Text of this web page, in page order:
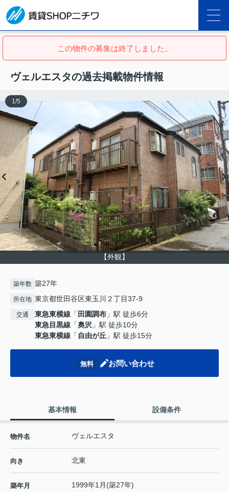
この物件の募集は終了しました。
ヴェルエスタの過去掲載物件情報
【外観】
1 /5
築年数 築27年
所在地 東京都世田谷区東玉川２丁目37-9
交通 東急東横線 「 田園調布 」駅 徒歩6分
東急目黒線 「奥沢 」駅 徒歩10分
東急東横線 「 自由が丘 」駅 徒歩15分
無料 お問い合わせ
基本情報 設備条件
物件名 ヴェルエスタ
向き 北東
築年月 1999年1月(築27年)